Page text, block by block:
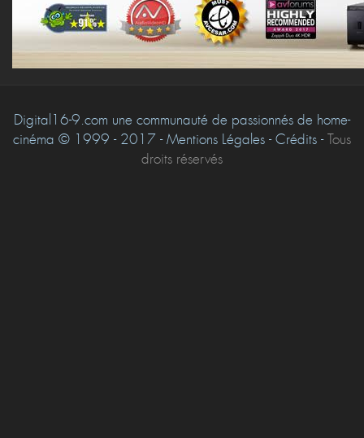
Digital16-9.com une communauté de passionnés de home-
cinéma © 1999 - 2017 - Mentions Légales - Crédits -Tous
droits réservés